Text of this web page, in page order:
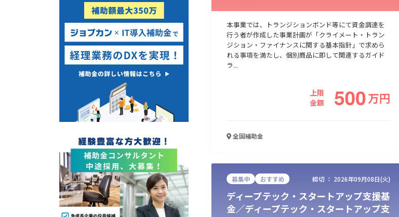
販路拡大 海外展開
本事業では、トランジションボンド等にて資金調達を
行う者が作成した事業計画が「クライメート・トラン
ジション・ファイナンスに関する基本指針」で求めら
れる事項を満たし、個別商品に即して関連するガイド
ラ...
上限
金額
500万円
全国補助金
募集中 おすすめ 締切 ： 2026年09月08日(火)
ディープテック・スタートアップ支援基
金／ディープテック・スタートアップ支